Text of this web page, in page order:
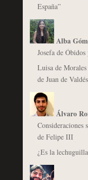
España”
Alba
Josefa de
Luisa de
de Juan de
Álvaro
Consideraciones
de Felipe III
¿Es la